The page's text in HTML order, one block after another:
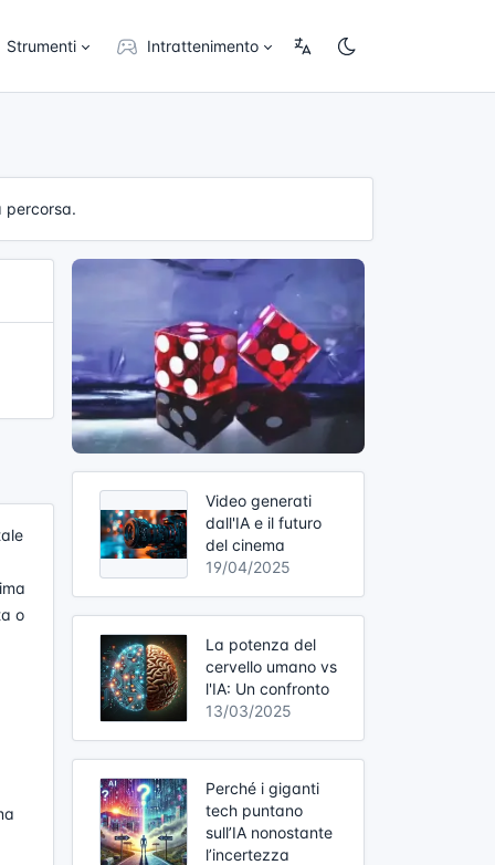
Strumenti Intrattenimento
percorsa.
o
Video generati
dall'IA e il futuro
del cinema
19/04/2025
La potenza del
cervello umano vs
l'IA: Un confronto
13/03/2025
Perché i giganti
tech puntano
sull’IA nonostante
l’incertezza